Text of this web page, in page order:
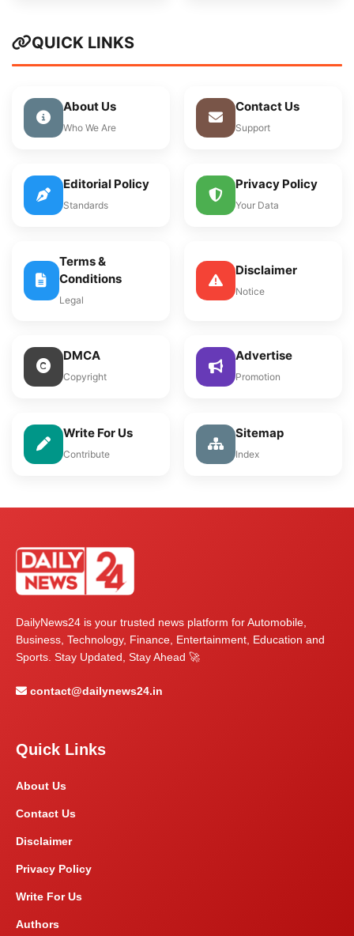
QUICK LINKS
About Us
Who We Are
Contact Us
Support
Editorial Policy
Standards
Privacy Policy
Your Data
Terms &
Conditions
Legal
Disclaimer
Notice
DMCA
Copyright
Advertise
Promotion
Write For Us
Contribute
Sitemap
Index
DailyNews24 is your trusted news platform for Automobile,
Business, Technology, Finance, Entertainment, Education and
Sports. Stay Updated, Stay Ahead 🚀
contact@dailynews24.in
Quick Links
About Us
Contact Us
Disclaimer
Privacy Policy
Write For Us
Authors